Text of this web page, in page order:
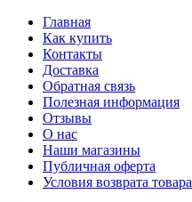
Главная
Как купить
Контакты
Доставка
Обратная связь
Полезная информация
Отзывы
О нас
Наши магазины
Публичная оферта
Условия возврата товара